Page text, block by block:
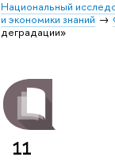
Национальный
и экономики знаний
деградации»
11